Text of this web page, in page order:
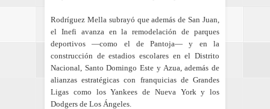
Rodríguez Mella subrayó que además de San Juan,
el Inefi avanza en la remodelación de parques
deportivos —como el de Pantoja— y en la
construcción de estadios escolares en el Distrito
Nacional, Santo Domingo Este y Azua, además de
alianzas estratégicas con franquicias de Grandes
Ligas como los Yankees de Nueva York y los
Dodgers de Los Ángeles.